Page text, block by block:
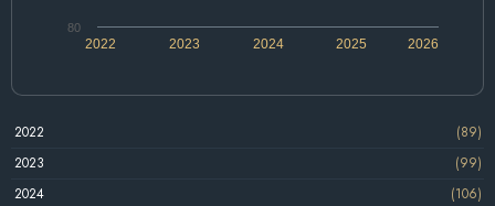
2022 2024 2026
2023 2025
80
2022
(89)
2023
(99)
2024
(106)